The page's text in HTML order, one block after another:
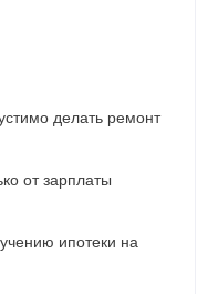
делать ремонт
от зарплаты
ипотеки на